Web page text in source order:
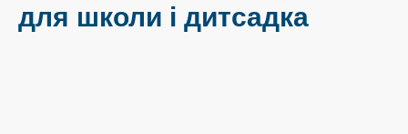
для школи і дитсадка